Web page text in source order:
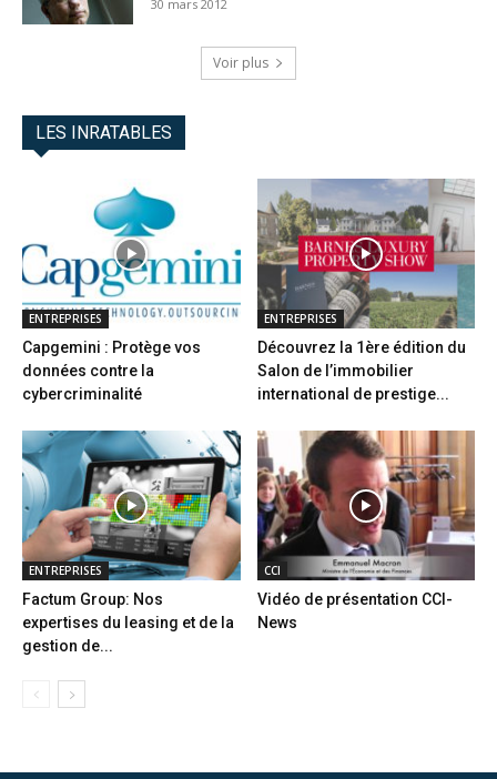
30 mars 2012
Voir plus
LES INRATABLES
ENTREPRISES
Capgemini : Protège vos
données contre la
cybercriminalité
ENTREPRISES
Découvrez la 1ère édition du
Salon de l’immobilier
international de prestige...
ENTREPRISES
Factum Group: Nos
expertises du leasing et de la
gestion de...
CCI
Vidéo de présentation CCI-
News